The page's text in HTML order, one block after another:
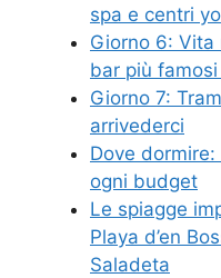
spa e centri
Giorno 6: Vita
bar più
Giorno 7:
arrivederci
Dove
ogni budget
Le spiagge
Playa d’en
Saladeta